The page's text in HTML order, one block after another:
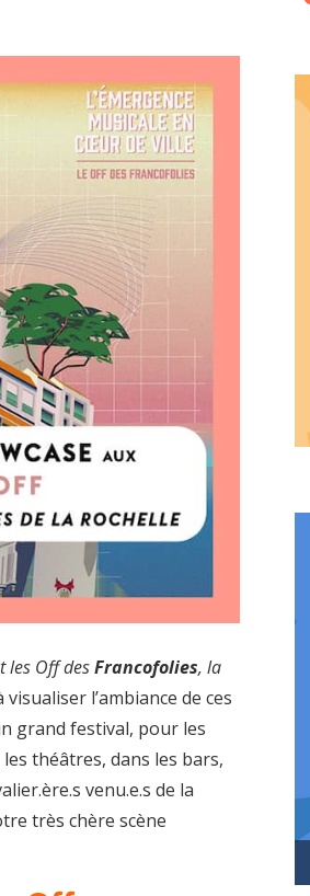
les Off desFrancofolies, la
l’ambiance de ces
grand festival, pour les
théâtres, dans les bars,
venu.e.s de la
très chère scène